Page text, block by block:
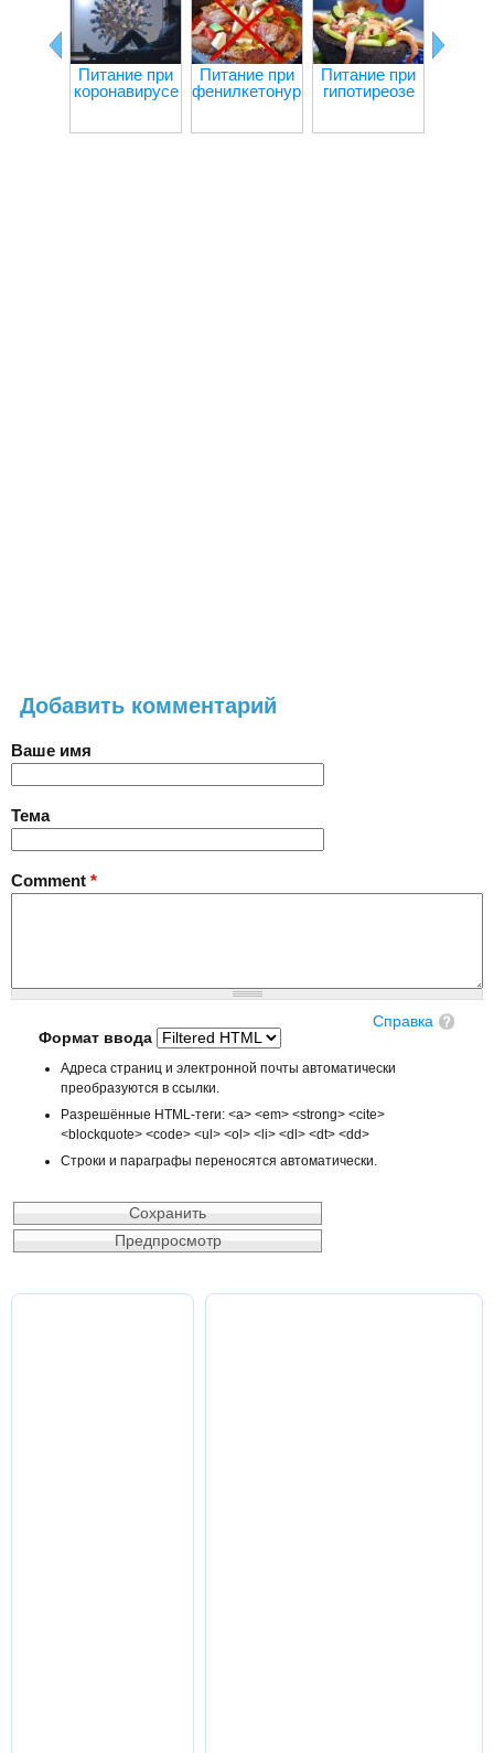
Питание при
коронавирусе
Питание при
фенилкетонурии
Питание при
гипотиреозе
Добавить комментарий
Ваше имя
Тема
Comment *
Справка
Формат ввода
Адреса страниц и электронной почты автоматически
преобразуются в ссылки.
Разрешённые HTML-теги: <a> <em> <strong> <cite>
<blockquote> <code> <ul> <ol> <li> <dl> <dt> <dd>
Строки и параграфы переносятся автоматически.